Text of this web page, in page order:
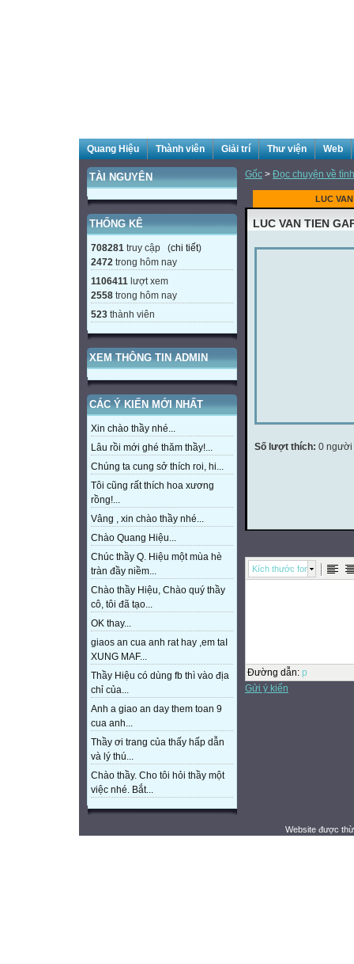
Quang Hiệu Thành viên Giải trí Thư viện Web
TÀI NGUYÊN
THỐNG KÊ
708281 truy cập (chi tiết)
2472 trong hôm nay
1106411 lượt xem
2558 trong hôm nay
523 thành viên
XEM THÔNG TIN ADMIN
CÁC Ý KIẾN MỚI NHẤT
Xin chào thầy nhé...
Lâu rồi mới ghé thăm thầy!...
Chúng ta cung sở thích roi, hi...
Tôi cũng rất thích hoa xương
rồng!...
Vâng , xin chào thầy nhé...
Chào Quang Hiệu...
Chúc thầy Q. Hiệu một mùa hè
tràn đầy niềm...
Chào thầy Hiệu, Chào quý thầy
cô, tôi đã tạo...
OK thay...
giaos an cua anh rat hay ,em taI
XUNG MAF...
Thầy Hiệu có dùng fb thì vào địa
chỉ của...
Anh a giao an day them toan 9
cua anh...
Thầy ơi trang của thấy hấp dẫn
và lý thú...
Chào thầy. Cho tôi hỏi thầy một
việc nhé. Bắt...
Gốc > Đọc chuyện về
LUC
LUC VAN TIEN
Số lượt thích: 0 người
Kích thước font
Đường dẫn: p
Gửi ý kiến
Website được